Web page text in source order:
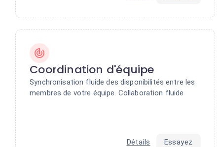
Coordination d'équipe
Synchronisation fluide des disponibilités entre les
membres de votre équipe. Collaboration fluide
Détails Essayez